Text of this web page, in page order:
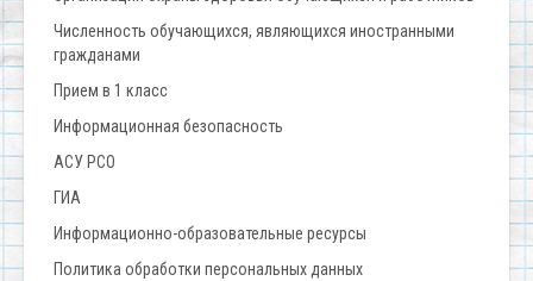
Численность обучающихся, являющихся иностранными
гражданами
Прием в 1 класс
Информационная безопасность
АСУ РСО
ГИА
Информационно-образовательные ресурсы
Политика обработки персональных данных